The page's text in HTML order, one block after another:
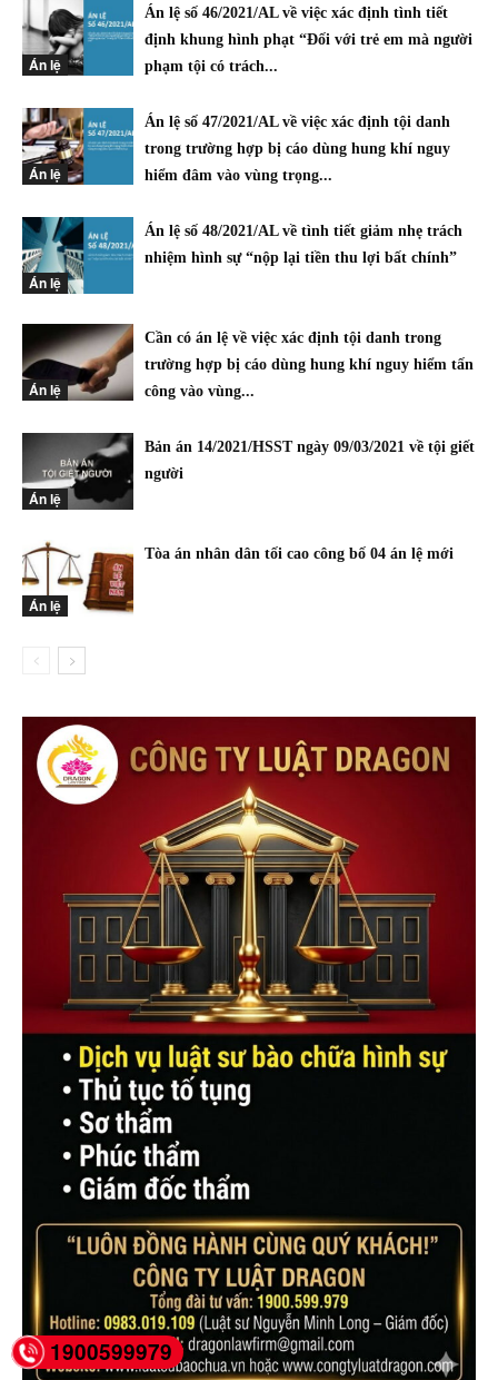
Án lệ
Án lệ số 46/2021/AL về việc xác định tình tiết
định khung hình phạt “Đối với trẻ em mà người
phạm tội có trách...
Án lệ
Án lệ số 47/2021/AL về việc xác định tội danh
trong trường hợp bị cáo dùng hung khí nguy
hiểm đâm vào vùng trọng...
Án lệ
Án lệ số 48/2021/AL về tình tiết giảm nhẹ trách
nhiệm hình sự “nộp lại tiền thu lợi bất chính”
Án lệ
Cần có án lệ về việc xác định tội danh trong
trường hợp bị cáo dùng hung khí nguy hiểm tấn
công vào vùng...
Án lệ
Bản án 14/2021/HSST ngày 09/03/2021 về tội giết
người
Án lệ
Tòa án nhân dân tối cao công bố 04 án lệ mới
1900599979